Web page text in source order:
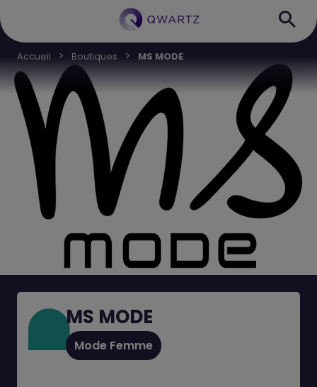
Accueil Boutiques MS MODE
MS MODE
Mode Femme